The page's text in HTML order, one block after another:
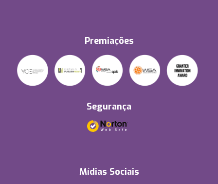
Premiações
Segurança
Mídias Sociais